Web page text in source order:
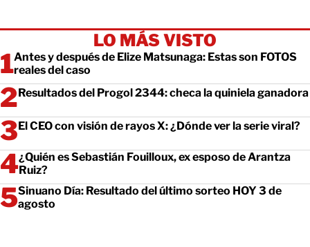
LO MÁS VISTO
Antes y después de Elize Matsunaga: Estas son FOTOS
reales del caso
Resultados del Progol 2344: checa la quiniela ganadora
El CEO con visión de rayos X: ¿Dónde ver la serie viral?
¿Quién es Sebastián Fouilloux, ex esposo de Arantza
Ruiz?
Sinuano Día: Resultado del último sorteo HOY 3 de
agosto